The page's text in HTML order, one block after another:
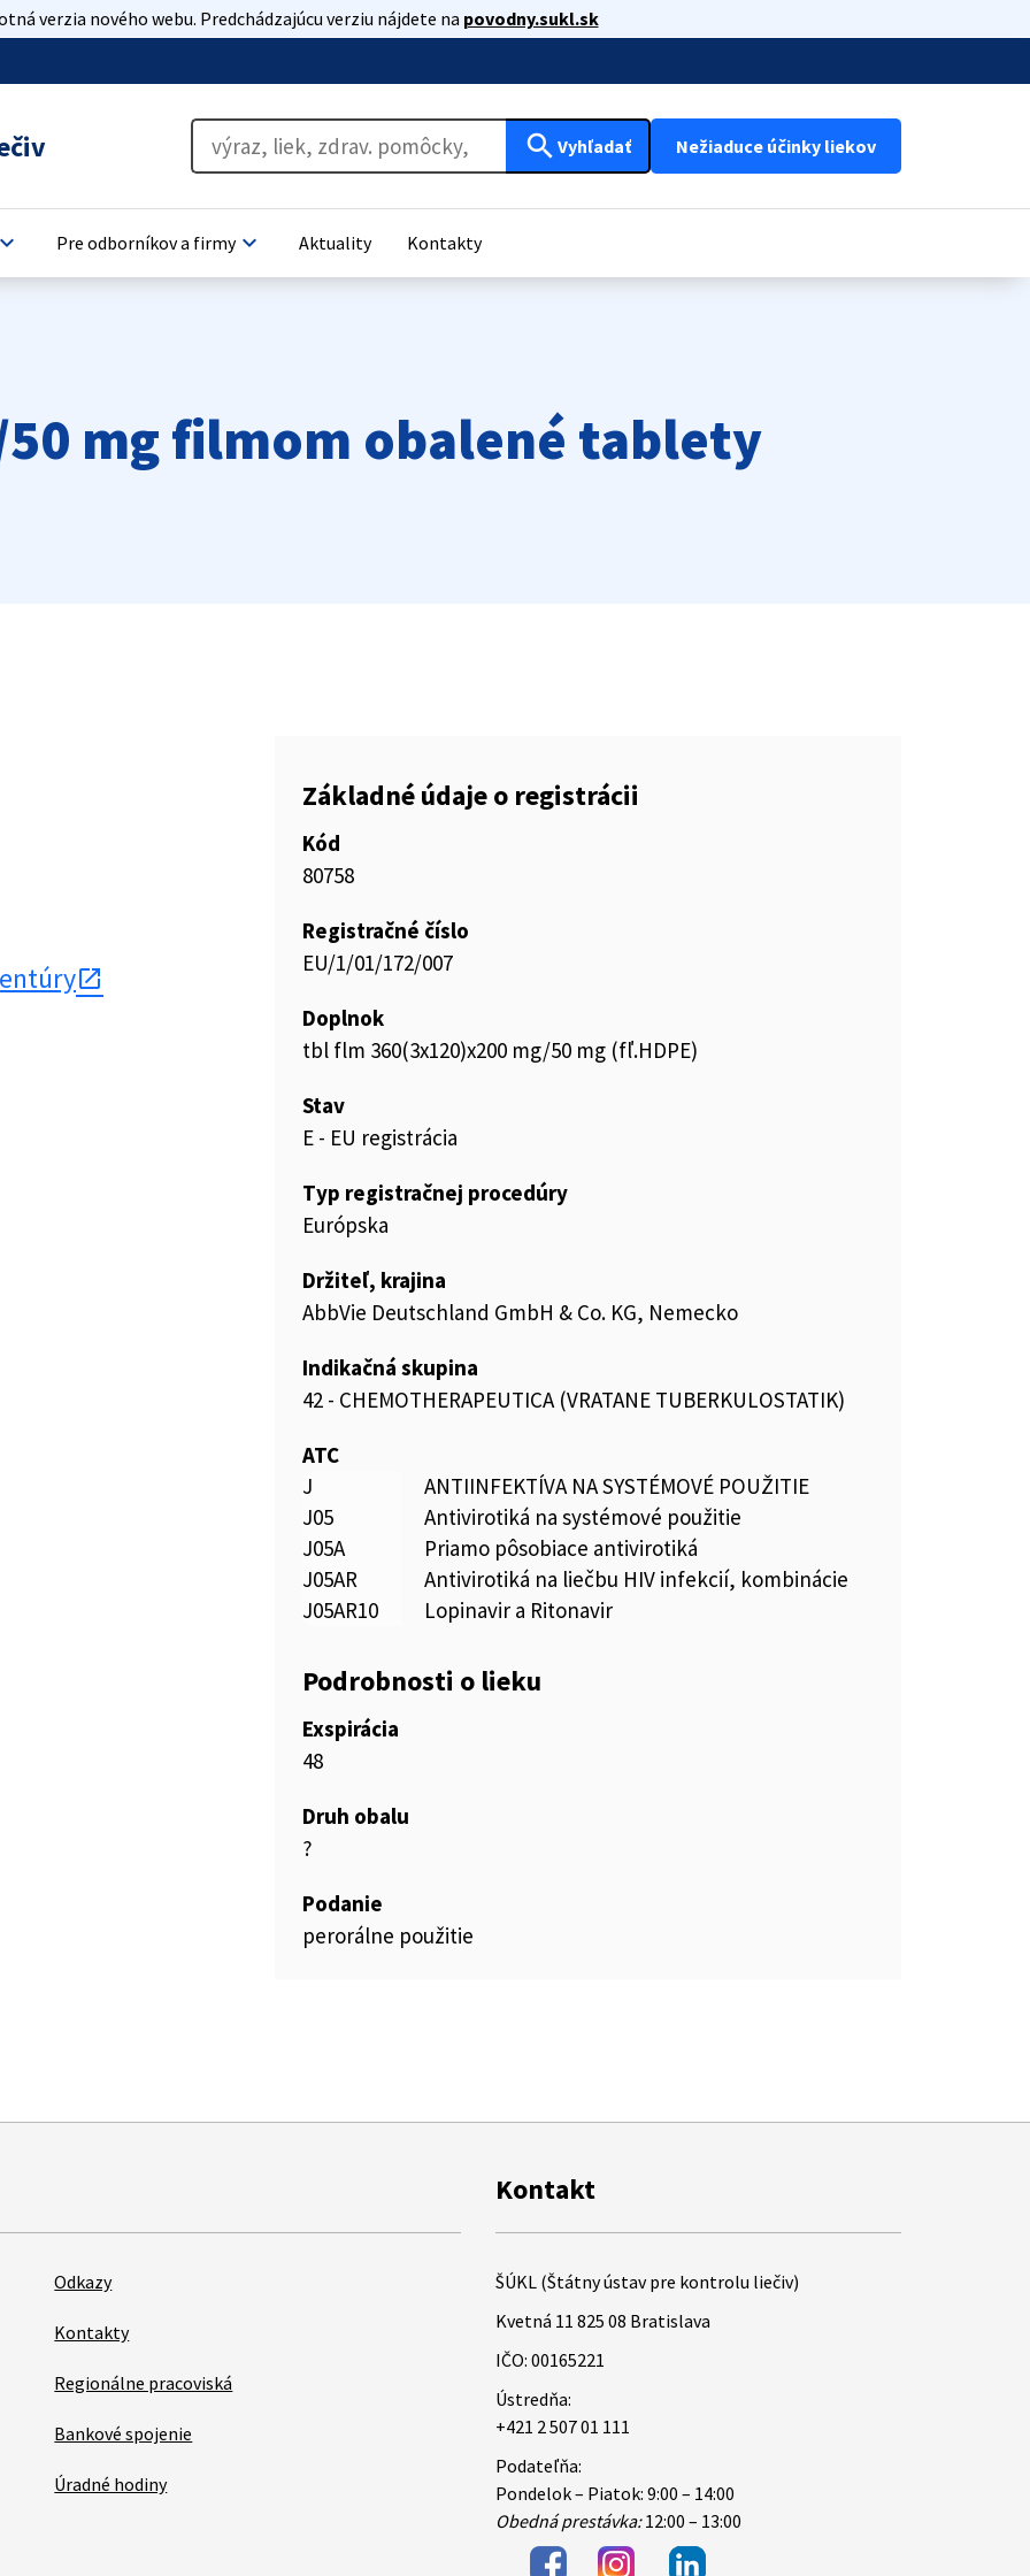
verzia nového webu. Predchádzajúcu verziu nájdete na povodny.sukl.sk
search Vyhľadať Nežiaduce účinky liekov
keyboard_arrow_down Pre odborníkov a firmykeyboard_arrow_down Aktuality Kontakty
mg filmom obalené tablety
Základné údaje o registrácii
Kód
80758
Registračné číslo
EU/1/01/172/007
Doplnok
tbl flm 360(3x120)x200 mg/50 mg (fľ.HDPE)
Stav
E - EU registrácia
Typ registračnej procedúry
Európska
Držiteľ, krajina
AbbVie Deutschland GmbH & Co. KG, Nemecko
Indikačná skupina
42 - CHEMOTHERAPEUTICA (VRATANE TUBERKULOSTATIK)
ATC
J
ANTIINFEKTÍVA NA SYSTÉMOVÉ POUŽITIE
J05
Antivirotiká na systémové použitie
J05A
Priamo pôsobiace antivirotiká
J05AR
Antivirotiká na liečbu HIV infekcií, kombinácie
J05AR10
Lopinavir a Ritonavir
Podrobnosti o lieku
Exspirácia
48
Druh obalu
?
Podanie
perorálne použitie
Odkazy
Kontakty
Regionálne pracoviská
Bankové spojenie
Úradné hodiny
Kontakt
ŠÚKL (Štátny ústav pre kontrolu liečiv)
Kvetná 11 825 08 Bratislava
IČO: 00165221
Ústredňa:
+421 2 507 01 111
Podateľňa:
Pondelok – Piatok: 9:00 – 14:00
Obedná prestávka:12:00 – 13:00